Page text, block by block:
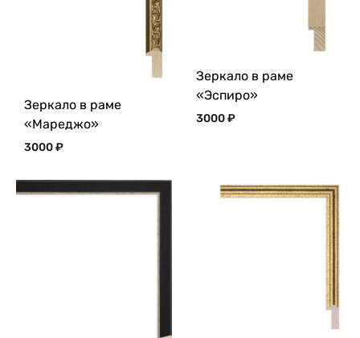
Зеркало в раме
«Мареджо»
3000₽
Зеркало в раме
«Эспиро»
3000₽